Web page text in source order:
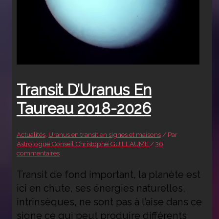
Transit D’Uranus En
Taureau 2018-2026
Actualités, Uranus en transit en signes et maisons/ Par
Astrologue Conseil Christophe GUILLAUME/36
commentaires
Transit de fond important, la planète est
ici en chute, ses énergies naturelles,
intrinsèques, ne sont pas à l’aise dans ce
signe ce qui peut produire différents